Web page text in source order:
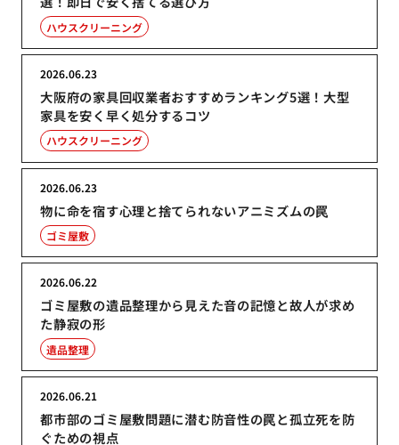
ハウスクリーニング
大阪府の家具回収業者おすすめランキング5選！大型
家具を安く早く処分するコツ
2026.06.23
ハウスクリーニング
物に命を宿す心理と捨てられないアニミズムの罠
2026.06.23
ゴミ屋敷
ゴミ屋敷の遺品整理から見えた音の記憶と故人が求め
た静寂の形
2026.06.22
遺品整理
都市部のゴミ屋敷問題に潜む防音性の罠と孤立死を防
ぐための視点
2026.06.21